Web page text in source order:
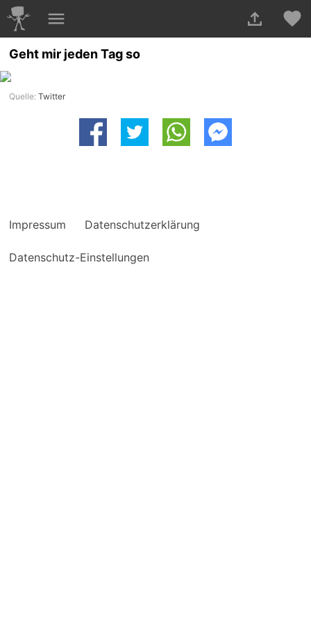
Geht mir jeden Tag so
Quelle:Twitter
Impressum Datenschutzerklärung
Datenschutz-Einstellungen